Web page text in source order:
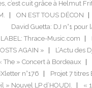
c’est cuit grâce à Helmut
ON EST TOUS DÉCON
David Guetta: DJ n°1
LABEL: Thrace-Music.com
AGAIN »
L’Actu des
The » Concert à Bordeaux
n°176
Projet 7 titres
» Nouvel LP d’HOUDI.
«